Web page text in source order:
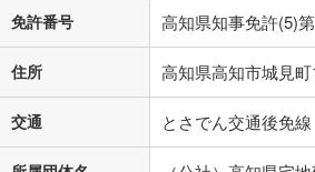
免許番号 高知県知事免許(5)
住所 高知県高知市城見町
交通 とさでん交通後免